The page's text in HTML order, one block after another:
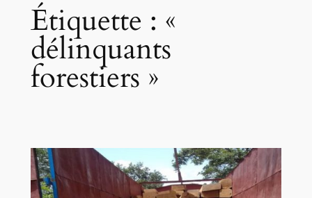
Étiquette : «
délinquants
forestiers »